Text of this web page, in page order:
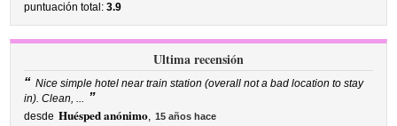
puntuación total:3.9
Ultima recensión
“ Nice simple hotel near train station (overall not a bad location to stay
in). Clean, ... ”
desde Huésped anónimo, 15 años hace